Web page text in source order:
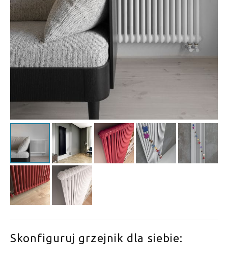
Skonfiguruj grzejnik dla siebie: